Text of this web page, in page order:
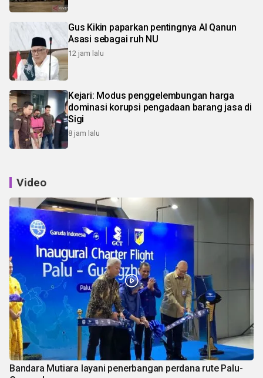
Gus Kikin paparkan pentingnya Al Qanun
Asasi sebagai ruh NU
12 jam lalu
Kejari: Modus penggelembungan harga
dominasi korupsi pengadaan barang jasa di
Sigi
8 jam lalu
Video
Bandara Mutiara layani penerbangan perdana rute Palu-